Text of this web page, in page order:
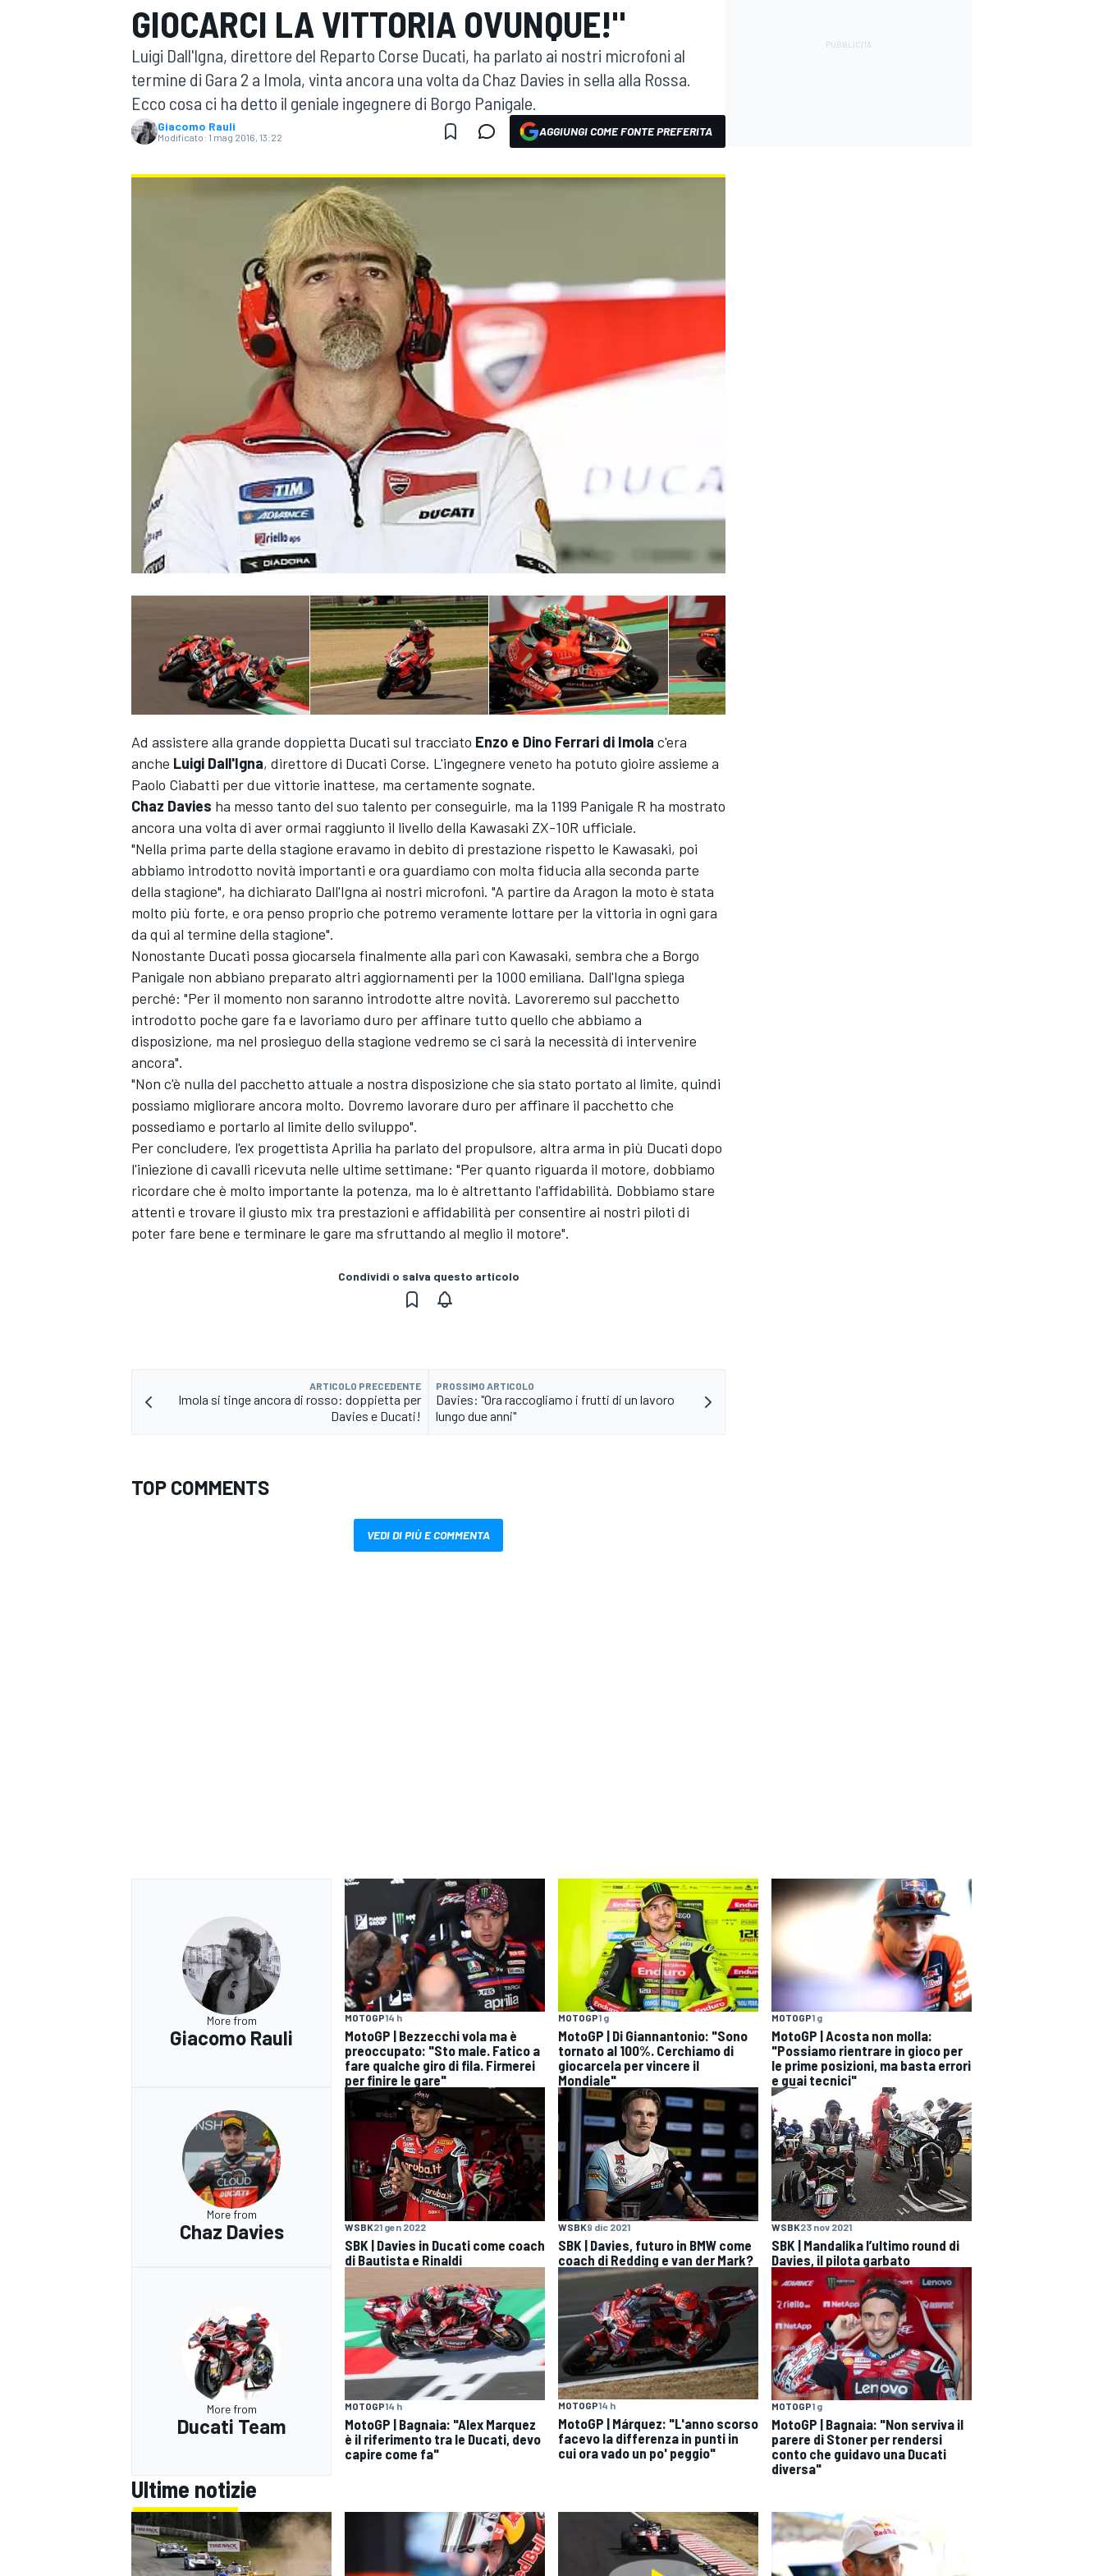
MOTOGP WEC
MONOPOSTO
ENDURANCE/GT
GIOCARCI LA VITTORIA OVUNQUE!"
Luigi Dall'Igna, direttore del Reparto Corse Ducati, ha parlato ai nostri microfoni al
termine di Gara 2 a Imola, vinta ancora una volta da Chaz Davies in sella alla Rossa.
Ecco cosa ci ha detto il geniale ingegnere di Borgo Panigale.
Giacomo Rauli
Modificato: 1 mag 2016, 13:22 AGGIUNGI COME FONTE PREFERITA
Ad assistere alla grande doppietta Ducati sul tracciato Enzo e Dino Ferrari di Imola c'era
anche Luigi Dall'Igna, direttore di Ducati Corse. L'ingegnere veneto ha potuto gioire assieme a
Paolo Ciabatti per due vittorie inattese, ma certamente sognate.
Chaz Davies ha messo tanto del suo talento per conseguirle, ma la 1199 Panigale R ha mostrato
ancora una volta di aver ormai raggiunto il livello della Kawasaki ZX-10R ufficiale.
"Nella prima parte della stagione eravamo in debito di prestazione rispetto le Kawasaki, poi
abbiamo introdotto novità importanti e ora guardiamo con molta fiducia alla seconda parte
della stagione", ha dichiarato Dall'Igna ai nostri microfoni. "A partire da Aragon la moto è stata
molto più forte, e ora penso proprio che potremo veramente lottare per la vittoria in ogni gara
da qui al termine della stagione".
Nonostante Ducati possa giocarsela finalmente alla pari con Kawasaki, sembra che a Borgo
Panigale non abbiano preparato altri aggiornamenti per la 1000 emiliana. Dall'Igna spiega
perché: "Per il momento non saranno introdotte altre novità. Lavoreremo sul pacchetto
introdotto poche gare fa e lavoriamo duro per affinare tutto quello che abbiamo a
disposizione, ma nel prosieguo della stagione vedremo se ci sarà la necessità di intervenire
ancora".
"Non c'è nulla del pacchetto attuale a nostra disposizione che sia stato portato al limite, quindi
possiamo migliorare ancora molto. Dovremo lavorare duro per affinare il pacchetto che
possediamo e portarlo al limite dello sviluppo".
Per concludere, l'ex progettista Aprilia ha parlato del propulsore, altra arma in più Ducati dopo
l'iniezione di cavalli ricevuta nelle ultime settimane: "Per quanto riguarda il motore, dobbiamo
ricordare che è molto importante la potenza, ma lo è altrettanto l'affidabilità. Dobbiamo stare
attenti e trovare il giusto mix tra prestazioni e affidabilità per consentire ai nostri piloti di
poter fare bene e terminare le gare ma sfruttando al meglio il motore".
Condividi o salva questo articolo
ARTICOLO PRECEDENTE
Imola si tinge ancora di rosso: doppietta per
Davies e Ducati!
PROSSIMO ARTICOLO
Davies: "Ora raccogliamo i frutti di un lavoro
lungo due anni"
TOP COMMENTS
VEDI DI PIÙ E COMMENTA
More from
Giacomo Rauli
MOTOGP14 h
MotoGP | Bezzecchi vola ma è
preoccupato: "Sto male. Fatico a
fare qualche giro di fila. Firmerei
per finire le gare"
MOTOGP1 g
MotoGP | Di Giannantonio: "Sono
tornato al 100%. Cerchiamo di
giocarcela per vincere il
Mondiale"
MOTOGP1 g
MotoGP | Acosta non molla:
"Possiamo rientrare in gioco per
le prime posizioni, ma basta errori
e guai tecnici"
More from
Chaz Davies WSBK21 gen 2022
SBK | Davies in Ducati come coach
di Bautista e Rinaldi
WSBK9 dic 2021
SBK | Davies, futuro in BMW come
coach di Redding e van der Mark?
WSBK23 nov 2021
SBK | Mandalika l’ultimo round di
Davies, il pilota garbato
More from
Ducati Team
MOTOGP14 h
MotoGP | Bagnaia: "Alex Marquez
è il riferimento tra le Ducati, devo
capire come fa"
MOTOGP14 h
MotoGP | Márquez: "L'anno scorso
facevo la differenza in punti in
cui ora vado un po' peggio"
MOTOGP1 g
MotoGP | Bagnaia: "Non serviva il
parere di Stoner per rendersi
conto che guidavo una Ducati
diversa"
Ultime notizie